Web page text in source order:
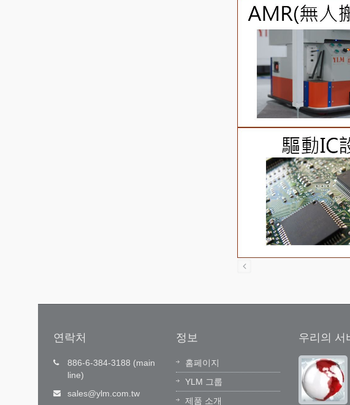
연락처
886-6-384-3188 (main
line)
sales@ylm.com.tw
정보
홈페이지
YLM 그룹
제품 소개
우리의 서
기술 혁신, 가치 창출
잉한 기술(YLM)이 자주 개발한 운영 소프
트웨어, 전문 소프트웨어 엔지니어 팀이
기계 전자 통합 기술을 연구 개발하여 관